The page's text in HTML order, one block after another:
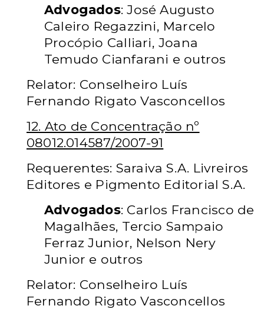
Advogados: José Augusto
Caleiro Regazzini, Marcelo
Procópio Calliari, Joana
Temudo Cianfarani e outros
Relator: Conselheiro Luís
Fernando Rigato Vasconcellos
12. Ato de Concentração nº
08012.014587/2007-91
Requerentes: Saraiva S.A. Livreiros
Editores e Pigmento Editorial S.A.
Advogados: Carlos Francisco de
Magalhães, Tercio Sampaio
Ferraz Junior, Nelson Nery
Junior e outros
Relator: Conselheiro Luís
Fernando Rigato Vasconcellos